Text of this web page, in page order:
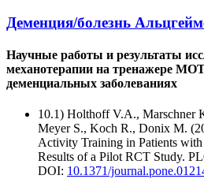
Деменция/болезнь
Научные работы и результаты
механотерапии на тренажере
деменциальных заболеваниях
10.1) Holthoff V.A., Marschner
Meyer S., Koch R., Donix M.
Activity Training in Patients with
Results of a Pilot RCT Study.
DOI: 10.1371/